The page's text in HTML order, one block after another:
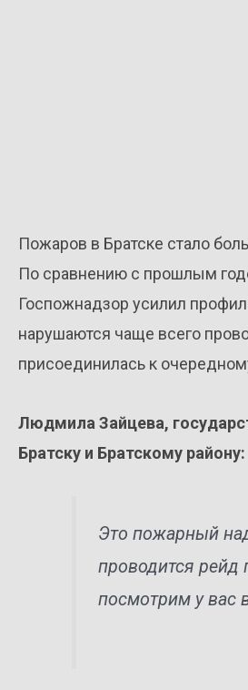
Пожаров в Братске стало
По сравнению с прошлым
Госпожнадзор усилил
нарушаются чаще всего
присоединилась к
Людмила Зайцева,
Братску и Братскому району:
Это пожарный
проводится
посмотрим у вас